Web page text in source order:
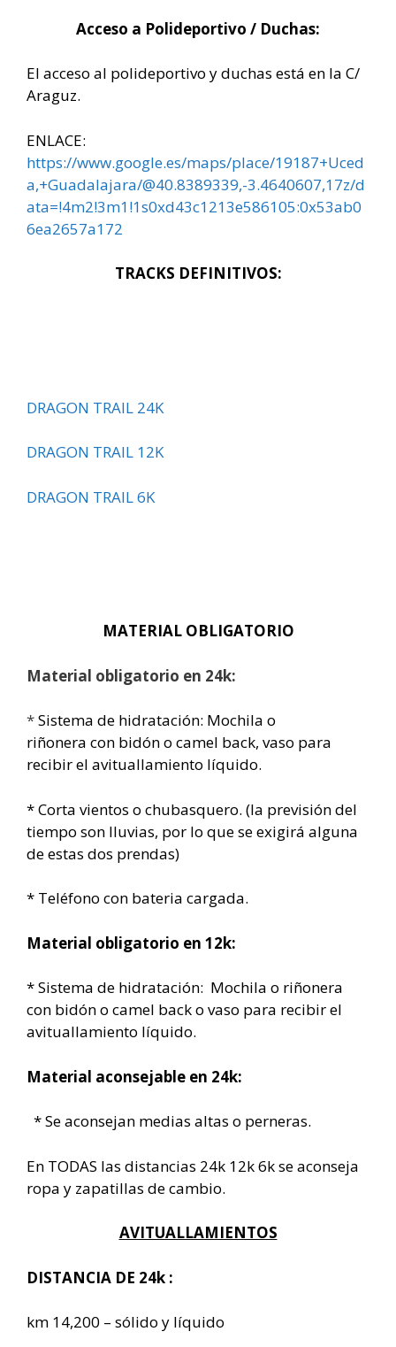
Acceso a Polideportivo / Duchas:
El acceso al polideportivo y duchas está en la C/
Araguz.
ENLACE:
https://www.google.es/maps/place/19187+Uced
a,+Guadalajara/@40.8389339,-3.4640607,17z/d
ata=!4m2!3m1!1s0xd43c1213e586105:0x53ab0
6ea2657a172
TRACKS DEFINITIVOS:
DRAGON TRAIL 24K
DRAGON TRAIL 12K
DRAGON TRAIL 6K
MATERIAL OBLIGATORIO
Material obligatorio en 24k:
*Sistema de hidratación: Mochila o
riñonera con bidón o camel back, vaso para
recibir el avituallamiento líquido.
* Corta vientos o chubasquero. (la previsión del
tiempo son lluvias, por lo que se exigirá alguna
de estas dos prendas)
* Teléfono con bateria cargada.
Material obligatorio en 12k:
* Sistema de hidratación: Mochila o riñonera
con bidón o camel back o vaso para recibir el
avituallamiento líquido.
Material aconsejable en 24k:
* Se aconsejan medias altas o perneras.
En TODAS las distancias 24k 12k 6k se aconseja
ropa y zapatillas de cambio.
AVITUALLAMIENTOS
DISTANCIA DE 24k :
km 14,200 – sólido y líquido